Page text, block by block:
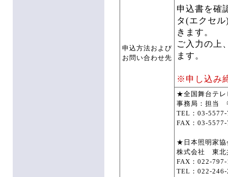
申込方法および
お問い合わせ先
申込書を確
タ(エクセ
きます。
ご入力の上
ます。
※申し込み
★全国舞台テレ
事務局：担当
TEL：03-
FAX：03-
★日本照明家
株式会社 東北
FAX：022-
TEL：022-